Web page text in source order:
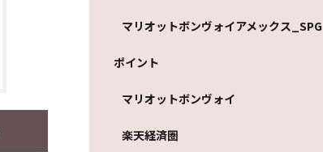
マリオットボンヴォイアメックス_SPG
ポイント
マリオットボンヴォイ
楽天経済圏